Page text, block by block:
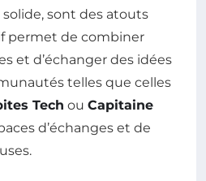
sont des atouts
permet de combiner
et d’échanger des idées
telles que celles
Tech ou Capitaine
d’échanges et de